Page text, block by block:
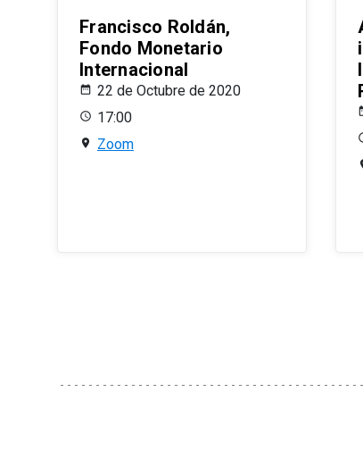
Francisco Roldán,
Fondo Monetario
Internacional
22 de Octubre de 2020
17:00
Zoom